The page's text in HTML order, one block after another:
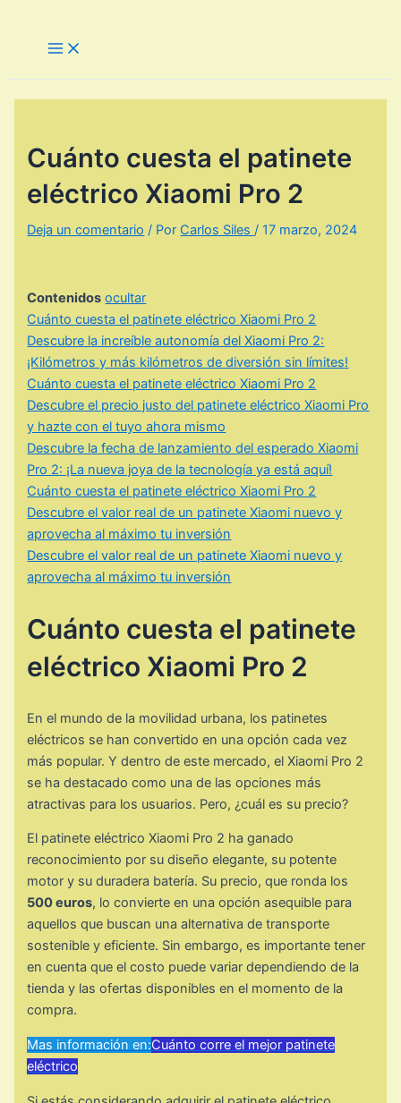
Main
Menu
Cuánto cuesta el patinete
eléctrico Xiaomi Pro 2
Deja un comentario / Por Carlos Siles/17 marzo, 2024
Contenidos ocultar
Cuánto cuesta el patinete eléctrico Xiaomi Pro 2
Descubre la increíble autonomía del Xiaomi Pro 2:
¡Kilómetros y más kilómetros de diversión sin límites!
Cuánto cuesta el patinete eléctrico Xiaomi Pro 2
Descubre el precio justo del patinete eléctrico Xiaomi Pro
y hazte con el tuyo ahora mismo
Descubre la fecha de lanzamiento del esperado Xiaomi
Pro 2: ¡La nueva joya de la tecnología ya está aquí!
Cuánto cuesta el patinete eléctrico Xiaomi Pro 2
Descubre el valor real de un patinete Xiaomi nuevo y
aprovecha al máximo tu inversión
Descubre el valor real de un patinete Xiaomi nuevo y
aprovecha al máximo tu inversión
Cuánto cuesta el patinete
eléctrico Xiaomi Pro 2
En el mundo de la movilidad urbana, los patinetes
eléctricos se han convertido en una opción cada vez
más popular. Y dentro de este mercado, el Xiaomi Pro 2
se ha destacado como una de las opciones más
atractivas para los usuarios. Pero, ¿cuál es su precio?
El patinete eléctrico Xiaomi Pro 2 ha ganado
reconocimiento por su diseño elegante, su potente
motor y su duradera batería. Su precio, que ronda los
500 euros, lo convierte en una opción asequible para
aquellos que buscan una alternativa de transporte
sostenible y eficiente. Sin embargo, es importante tener
en cuenta que el costo puede variar dependiendo de la
tienda y las ofertas disponibles en el momento de la
compra.
Mas información en:Cuánto corre el mejor patinete
eléctrico